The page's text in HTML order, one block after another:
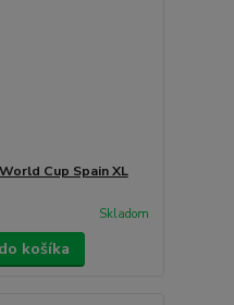
Cup Spain XL
Skladom
košíka